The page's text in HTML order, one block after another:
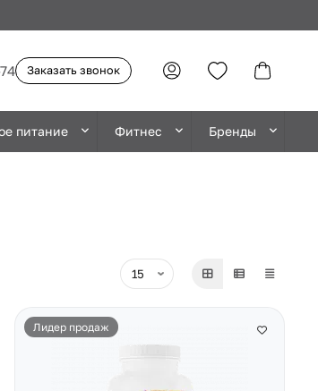
Заказать звонок
питание Фитнес Бренды
Лидер продаж